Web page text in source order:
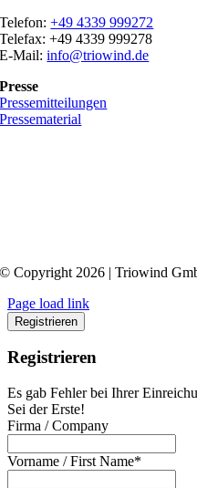
Telefon:+49 4339 999272
Telefax: +49 4339 999278
E-Mail:info@triowind.de
Presse
Pressemitteilungen
Pressematerial
© Copyright 2026 | Triowind
Page load link
Registrieren
Registrieren
Es gab Fehler bei Ihrer
Sei der Erste!
Firma / Company
Vorname / First Name*